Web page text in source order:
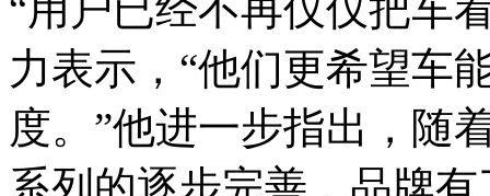
力表示，“他们更希望车
度。”他进一步指出，随
系列的逐步完善，品牌